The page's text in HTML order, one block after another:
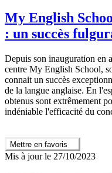
My English
: un succès
Depuis son inauguration en
centre My English School,
connait un succès
de la langue anglaise. En
obtenus sont extrêmement
indéniable l'efficacité du
Mettre en favoris
Mis à jour le 27/10/2023